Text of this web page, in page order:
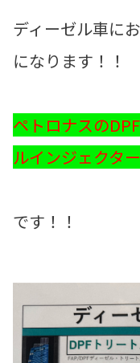
ディーゼル車に
になります！！
ペトロナスの
ルインジェクタ
です！！